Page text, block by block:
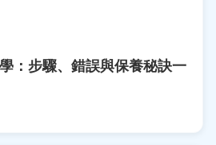
：步驟、錯誤與保養秘訣一